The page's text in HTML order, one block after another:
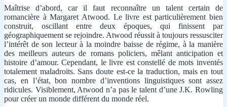
Maîtrise d’abord, car il faut reconnaître un talent certain de
romancière à Margaret Atwood. Le livre est particulièrement bien
construit, oscillant entre deux époques, qui finissent par
géographiquement se rejoindre. Atwood réussit à toujours ressusciter
l’intérêt de son lecteur à la moindre baisse de régime, à la manière
des meilleurs auteurs de romans policiers, mêlant anticipation et
histoire d’amour. Cependant, le livre est constellé de mots inventés
totalement maladroits. Sans doute est-ce la traduction, mais en tout
cas, en l’état, bon nombre d’inventions linguistiques sont assez
ridicules. Visiblement, Atwood n’a pas le talent d’une J.K. Rowling
pour créer un monde différent du monde réel.